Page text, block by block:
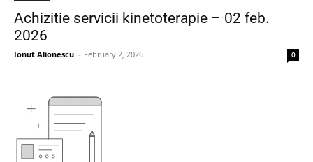
Achizitie servicii kinetoterapie – 02 feb.
2026
Ionut Alionescu - February 2, 2026 0